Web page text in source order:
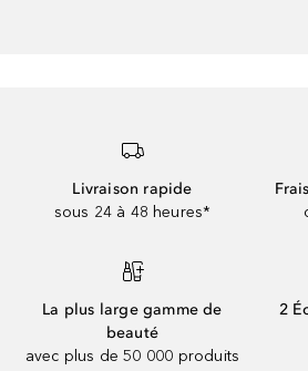
Livraison rapide
sous 24 à 48 heures*
La plus large gamme de
beauté
avec plus de 50 000 produits
2